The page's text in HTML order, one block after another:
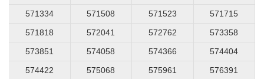
571334
571508 571523
571715
571818
572041 572762
573358
573851
574058 574366
574404
574422
575068 575961
576391